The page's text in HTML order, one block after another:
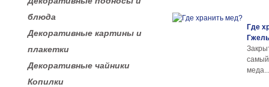
блюда
Декоративные картины и
плакетки
Декоративные чайники
Копилки
Где
Гжель
меда...